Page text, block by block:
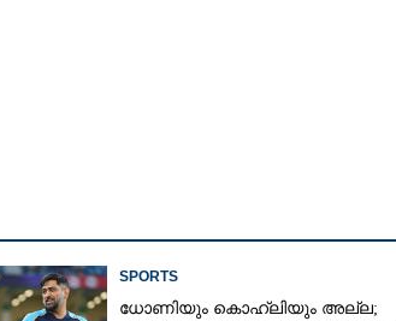
SPORTS
ധോണിയും കൊഹ്‌ലിയും അല്ല;
Share